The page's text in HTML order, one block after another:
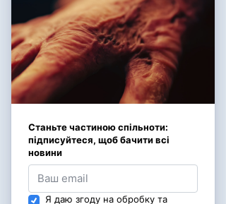
Отримувач: ГО «УВЦ»
IBAN:
UA433252680000026009139283003
ЄДРПОУ:44746031
Акціонерне товариство: Акціонерно-
комерційний банк «Львів»
МФО: 325268
ЄДРПОУ Банку:
09801546
Призначення: Добровільна пожертва
ПОСТЕРИ З QR